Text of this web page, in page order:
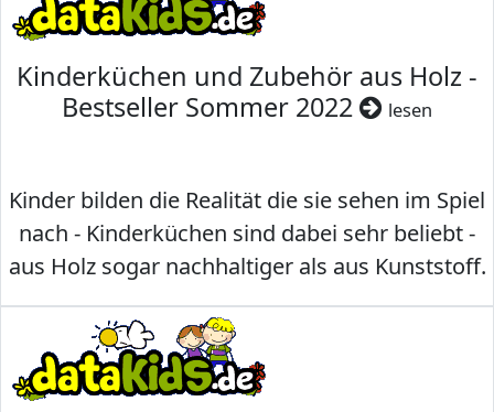
Kinderküchen und Zubehör aus Holz -
Bestseller Sommer 2022
lesen
Kinder bilden die Realität die sie sehen im Spiel
nach - Kinderküchen sind dabei sehr beliebt -
aus Holz sogar nachhaltiger als aus Kunststoff.